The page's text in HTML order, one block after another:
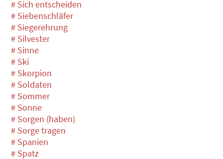
# Sich entscheiden
# Siebenschläfer
# Siegerehrung
# Silvester
# Sinne
# Ski
# Skorpion
# Soldaten
# Sommer
# Sonne
# Sorgen (haben)
# Sorge tragen
# Spanien
# Spatz